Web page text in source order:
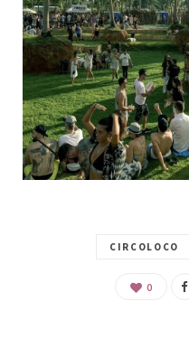
CIRCOLOCO
0